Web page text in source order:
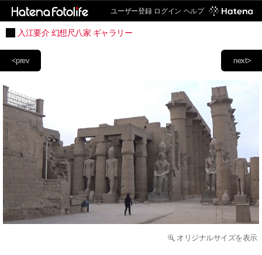
ユーザー登録 ログイン ヘルプ
入江要介 幻想尺八家 ギャラリー
next>
<prev
オリジナルサイズを表示